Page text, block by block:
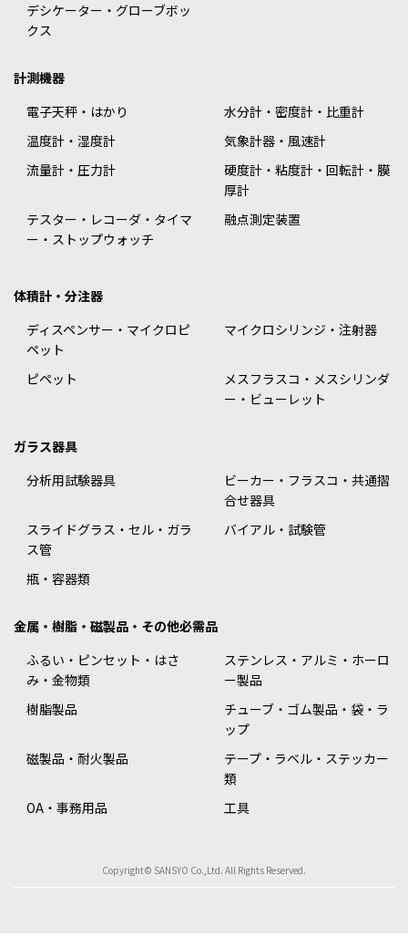
デシケーター・グローブボッ
クス
計測機器
電子天秤・はかり
水分計・密度計・比重計
温度計・湿度計
気象計器・風速計
流量計・圧力計
硬度計・粘度計・回転計・膜
厚計
テスター・レコーダ・タイマ
ー・ストップウォッチ
融点測定装置
体積計・分注器
ディスペンサー・マイクロピ
ペット
マイクロシリンジ・注射器
ピペット
メスフラスコ・メスシリンダ
ー・ビューレット
ガラス器具
分析用試験器具
ビーカー・フラスコ・共通摺
合せ器具
スライドグラス・セル・ガラ
ス管
バイアル・試験管
瓶・容器類
金属・樹脂・磁製品・その他必需品
ふるい・ピンセット・はさ
み・金物類
ステンレス・アルミ・ホーロ
ー製品
樹脂製品
チューブ・ゴム製品・袋・ラ
ップ
磁製品・耐火製品
テープ・ラベル・ステッカー
類
OA・事務用品
工具
Copyright© SANSYO Co.,Ltd. All Rights Reserved.